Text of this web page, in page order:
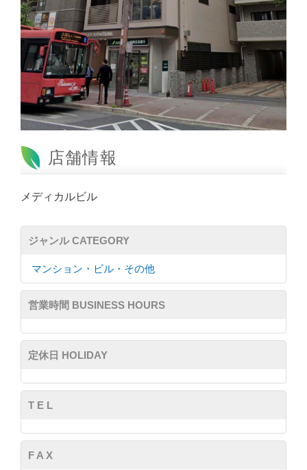
店舗情報
メディカルビル
ジャンル CATEGORY
マンション・ビル・その他
営業時間 BUSINESS HOURS
定休日 HOLIDAY
T E L
F A X